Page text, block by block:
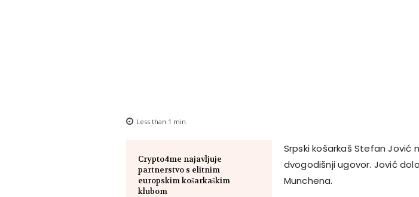
Less than 1 min.
Crypto4me najavljuje
partnerstvo s elitnim
europskim košarkaškim
klubom
Srpski košarkaš Stefan Jović
dvogodišnji ugovor. Jović
Munchena.